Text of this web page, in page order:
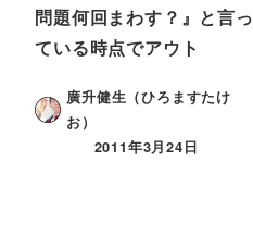
問題何回まわす？』と言っ
ている時点でアウト
廣升健生（ひろますたけ
お）
2011年3月24日